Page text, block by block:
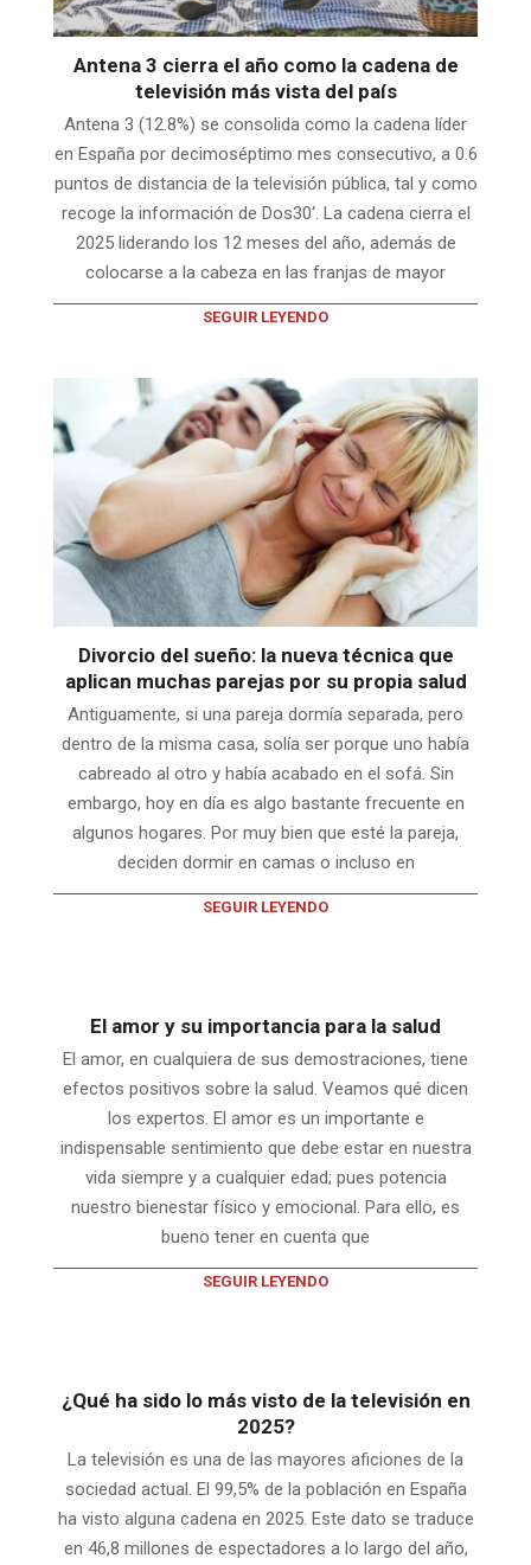
Antena 3 cierra el año como la cadena de
televisión más vista del país
Antena 3 (12.8%) se consolida como la cadena líder
en España por decimoséptimo mes consecutivo, a 0.6
puntos de distancia de la televisión pública, tal y como
recoge la información de Dos30‘. La cadena cierra el
2025 liderando los 12 meses del año, además de
colocarse a la cabeza en las franjas de mayor
SEGUIR LEYENDO
Divorcio del sueño: la nueva técnica que
aplican muchas parejas por su propia salud
Antiguamente, si una pareja dormía separada, pero
dentro de la misma casa, solía ser porque uno había
cabreado al otro y había acabado en el sofá. Sin
embargo, hoy en día es algo bastante frecuente en
algunos hogares. Por muy bien que esté la pareja,
deciden dormir en camas o incluso en
SEGUIR LEYENDO
El amor y su importancia para la salud
El amor, en cualquiera de sus demostraciones, tiene
efectos positivos sobre la salud. Veamos qué dicen
los expertos. El amor es un importante e
indispensable sentimiento que debe estar en nuestra
vida siempre y a cualquier edad; pues potencia
nuestro bienestar físico y emocional. Para ello, es
bueno tener en cuenta que
SEGUIR LEYENDO
¿Qué ha sido lo más visto de la televisión en
2025?
La televisión es una de las mayores aficiones de la
sociedad actual. El 99,5% de la población en España
ha visto alguna cadena en 2025. Este dato se traduce
en 46,8 millones de espectadores a lo largo del año,